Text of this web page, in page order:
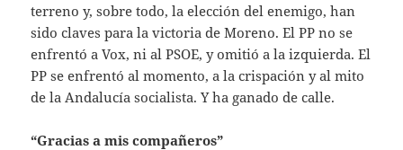
terreno y, sobre todo, la elección del enemigo, han
sido claves para la victoria de Moreno. El PP no se
enfrentó a Vox, ni al PSOE, y omitió a la izquierda. El
PP se enfrentó al momento, a la crispación y al mito
de la Andalucía socialista. Y ha ganado de calle.
“Gracias a mis compañeros”